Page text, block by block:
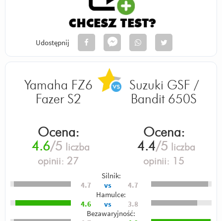
Udostępnij
Yamaha FZ6
Fazer S2
Suzuki GSF /
Bandit 650S
Ocena:
4.6/5 liczba
opinii: 27
Ocena:
4.4/5 liczba
opinii:
15
Silnik:
4.7
vs
4.7
Hamulce:
4.6
vs
3.8
Bezawaryjność: